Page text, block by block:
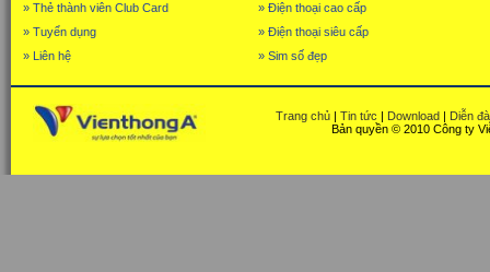
» Thẻ thành viên Club Card
» Tuyển dụng
» Liên hệ
» Điện thoại cao cấp
» Điện thoại siêu cấp
» Sim số đẹp
Trang chủ | Tin tức | Download | Diễn
Bản quyền © 2010 Công ty